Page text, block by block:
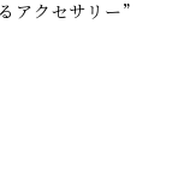
アクセサリー”